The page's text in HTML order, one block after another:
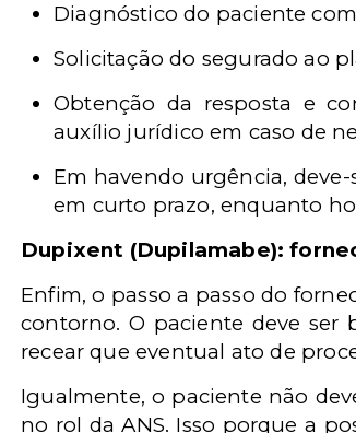
Diagnóstico do paciente
Solicitação do segurado ao
Obtenção da resposta e
auxílio jurídico em caso de
Em havendo urgência,
em curto prazo, enquanto
Dupixent (Dupilamabe):
Enfim, o passo a passo do
contorno. O paciente deve ser
recear que eventual ato de
Igualmente, o paciente não
no rol da ANS. Isso porque a